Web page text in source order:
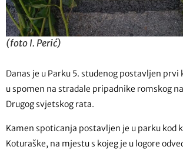
(foto I. Perić)
Danas je u Parku 5. studenog postavljen
u spomen na stradale pripadnike romskog
Drugog svjetskog rata.
Kamen spoticanja postavljen je u parku kod
Koturaške, na mjestu s kojeg je u logore